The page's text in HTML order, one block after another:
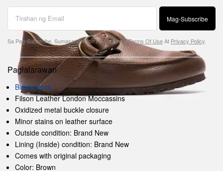
Mag-Subscribe
Sa Pag-Subscribe, Sumasang-Ayon Ka Sa AmingTerms Of UseAt Privacy Policy
Paglalarawan
Birkenstock
Filson Leather London Moccassins
Oxidized metal buckle closure
Minor stains on leather surface
Outside condition: Brand New
Lining (Inside) condition: Brand New
Comes with original packaging
Color: Brown